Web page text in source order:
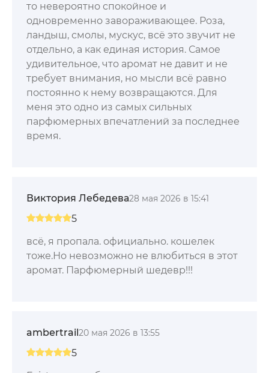
то невероятно спокойное и
одновременно завораживающее. Роза,
ландыш, смолы, мускус, всё это звучит не
отдельно, а как единая история. Самое
удивительное, что аромат не давит и не
требует внимания, но мысли всё равно
постоянно к нему возвращаются. Для
меня это одно из самых сильных
парфюмерных впечатлений за последнее
время.
Виктория Лебедева28 мая 2026 в 15:41
5
всё, я пропала. официально. кошелек
тоже.Но невозможно не влюбиться в этот
аромат. Парфюмерный шедевр!!!
ambertrail20 мая 2026 в 13:55
5